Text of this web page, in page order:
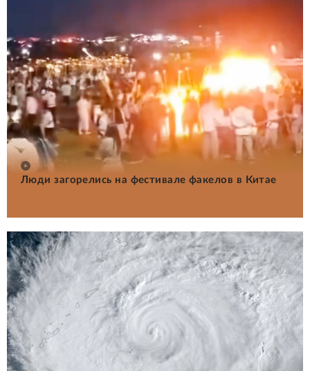
Люди загорелись на фестивале факелов в Китае